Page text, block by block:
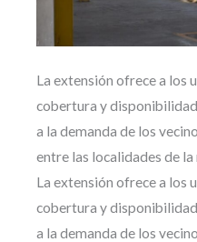
La extensión ofrece a los
cobertura y
a la demanda de los
entre las localidades de la
La extensión ofrece a los
cobertura y
a la demanda de los